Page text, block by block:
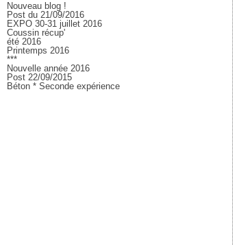
Nouveau blog !
Post du 21/09/2016
EXPO 30-31 juillet 2016
Coussin récup'
été 2016
Printemps 2016
***
Nouvelle année 2016
Post 22/09/2015
Béton * Seconde expérience